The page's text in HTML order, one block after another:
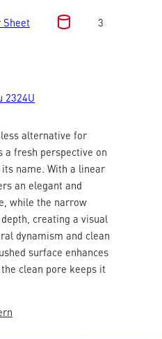
Sheet 3
2324U
alternative for
a fresh perspective on
name. With a linear
an elegant and
while the narrow
creating a visual
dynamism and clean
surface enhances
clean pore keeps it